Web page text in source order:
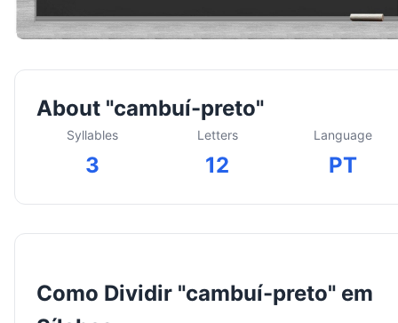
About "cambuí-preto"
Syllables
3
Letters
12
Language
PT
Como Dividir "cambuí-preto" em